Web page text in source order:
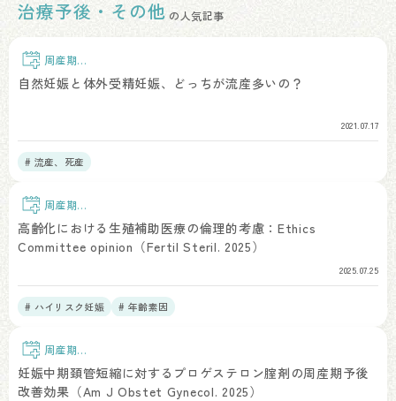
治療予後・その他 の人気記事
周産期予
後
自然妊娠と体外受精妊娠、どっちが流産多いの？
2021.07.17
# 流産、死産
周産期予
後
高齢化における生殖補助医療の倫理的考慮：Ethics
Committee opinion（Fertil Steril. 2025）
2025.07.25
# ハイリスク妊娠 # 年齢素因
周産期予
後
妊娠中期頚管短縮に対するプロゲステロン腟剤の周産期予後
改善効果（Am J Obstet Gynecol. 2025）